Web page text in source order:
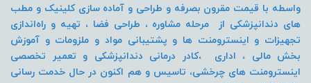
واسطه با قیمت مقرون بصرفه و طراحی و آماده سازی کلینیک و مطب
های دندانپزشکی از مرحله مشاوره ، طراحی فضا ، تهیه و راه‌اندازی
تجهیزات و اینسترومنتها و پشتیبانی مواد و ملزومات و آموزش
بخش مالی ، اداری ،کادر درمانی دندانپزشکی و تعمیر تخصصی
اینسترومنت های چرخشی، تاسیس و هم اکنون در حال خدمت رسانی